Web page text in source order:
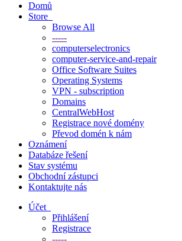
Domů
Store
Browse All
-----
computerselectronics
computer-service-and-repair
Office Software Suites
Operating Systems
VPN - subscription
Domains
CentralWebHost
Registrace nové domény
Převod domén k nám
Oznámení
Databáze řešení
Stav systému
Obchodní zástupci
Kontaktujte nás
Účet
Přihlášení
Registrace
-----